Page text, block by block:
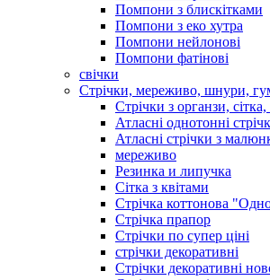
Помпони з блискітками
Помпони з еко хутра
Помпони нейлонові
Помпони фатінові
свічки
Стрічки, мереживо, шнури,
Стрічки з органзи, сітка,
Атласні однотонні
Атласні стрічки з
мереживо
Резинка и липучка
Сітка з квітами
Стрічка коттонова
Стрічка прапор
Стрічки по супер ціні
стрічки декоративні
Стрічки декоративні